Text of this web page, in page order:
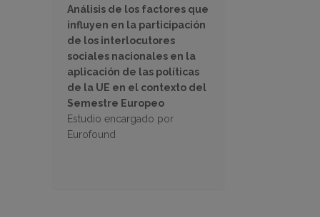
Análisis de los factores que
influyen en la participación
de los interlocutores
sociales nacionales en la
aplicación de las políticas
de la UE en el contexto del
Semestre Europeo
Estudio encargado por
Eurofound